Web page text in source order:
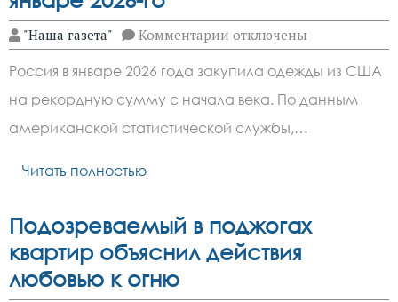
"Наша газета" Комментарии к
записи
потратила
5,5
млн
долларов
на
2026-
го
отключены
Россия в январе 2026 года закупила одежды из США
на рекордную сумму с начала века. По данным
американской статистической службы,…
Читать полностью
Подозреваемый в поджогах
квартир объяснил действия
любовью к огню